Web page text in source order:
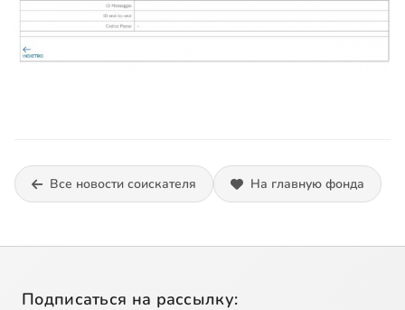
Все новости соискателя На главную фонда
Подписаться на рассылку: